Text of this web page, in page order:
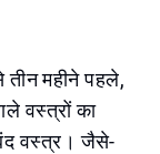
महीने पहले,
वस्त्रों का
वस्त्र। जैसे-